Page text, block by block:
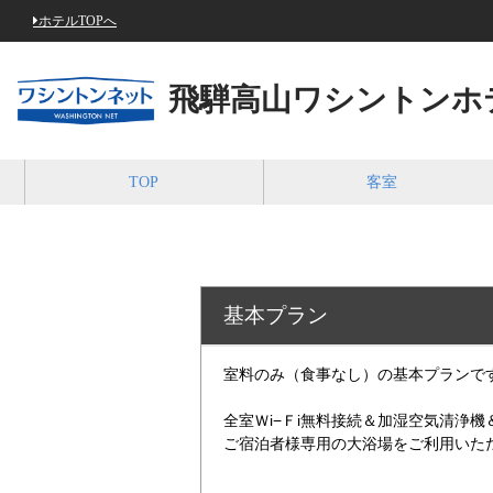
ホテルTOPへ
飛騨高山ワシントン
TOP 客室
基本プラン
室料のみ（食事なし）の基本プランで
全室Ｗi−Ｆi無料接続＆加湿空気清浄
ご宿泊者様専用の大浴場をご利用いた